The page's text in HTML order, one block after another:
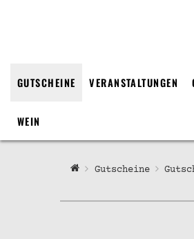
GUTSCHEINE VERANSTALTUNGEN
WEIN
Gutscheine